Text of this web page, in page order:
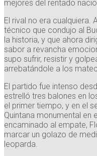
mejores del rentado
El rival no era cualquiera.
técnico que condujo al
la historia, y que ahora
sabor a revancha
supo sufrir, resistir y
arrebatándole a los
El partido fue intenso
estrelló tres balones en
el primer tiempo, y en el
Quintana monumental en
encaminado al empate,
marcar un golazo de
leoparda.